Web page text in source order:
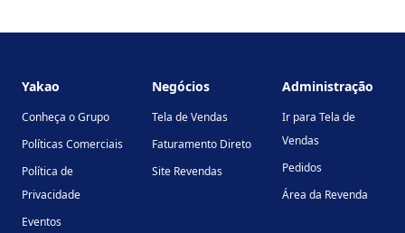
Yakao
Conheça o Grupo
Políticas Comerciais
Política de
Privacidade
Eventos
Negócios
Tela de Vendas
Faturamento Direto
Site Revendas
Administração
Ir para Tela de
Vendas
Pedidos
Área da Revenda